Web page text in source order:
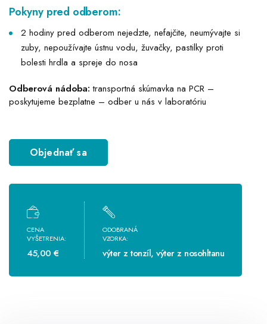
Pokyny pred odberom:
2 hodiny pred odberom nejedzte, nefajčite, neumývajte si
zuby, nepoužívajte ústnu vodu, žuvačky, pastilky proti
bolesti hrdla a spreje do nosa
Odberová nádoba: transportná skúmavka na PCR –
poskytujeme bezplatne – odber u nás v laboratóriu
Objednať sa
CENA
VYŠETRENIA:
45,00 €
ODOBRANÁ
VZORKA:
výter z tonzíl, výter z nosohltanu